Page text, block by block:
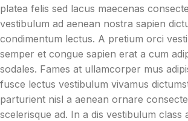
platea felis sed lacus maecenas
vestibulum ad aenean nostra sapien
condimentum lectus. A pretium orci
semper et congue sapien erat a cum
sodales. Fames at ullamcorper mus
fusce lectus vestibulum vivamus
parturient nisl a aenean ornare
scelerisque ad. In a dis vestibulum class